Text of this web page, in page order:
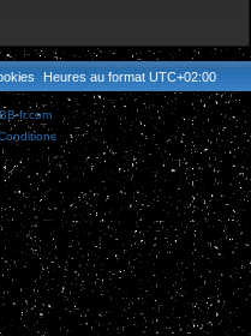
Heures au format UTC+02:00
fr.com